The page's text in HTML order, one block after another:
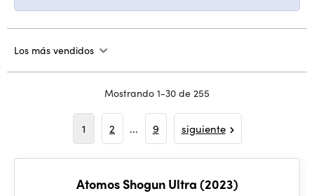
Los más vendidos
Mostrando 1-30 de 255
1 2 ... 9 siguiente
Atomos Shogun Ultra (2023)